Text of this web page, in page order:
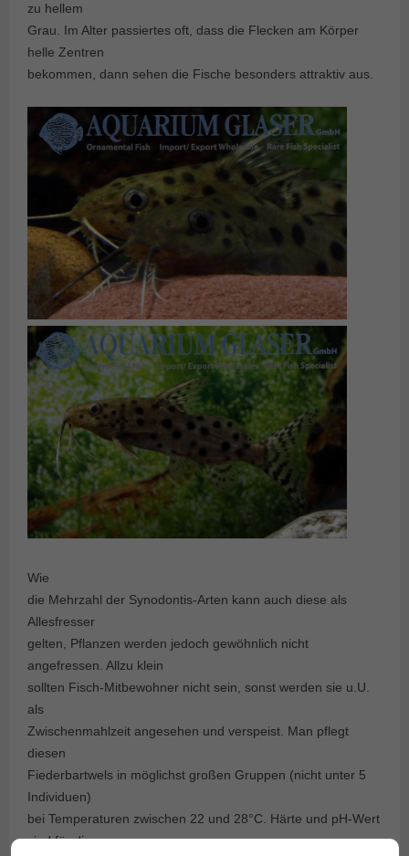
zu hellem
Grau. Im Alter passiertes oft, dass die Flecken am Körper
helle Zentren
bekommen, dann sehen die Fische besonders attraktiv aus.
Wie
die Mehrzahl der Synodontis-Arten kann auch diese als
Allesfresser
gelten, Pflanzen werden jedoch gewöhnlich nicht
angefressen. Allzu klein
sollten Fisch-Mitbewohner nicht sein, sonst werden sie u.U.
als
Zwischenmahlzeit angesehen und verspeist. Man pflegt
diesen
Fiederbartwels in möglichst großen Gruppen (nicht unter 5
Individuen)
bei Temperaturen zwischen 22 und 28°C. Härte und pH-Wert
sind für die